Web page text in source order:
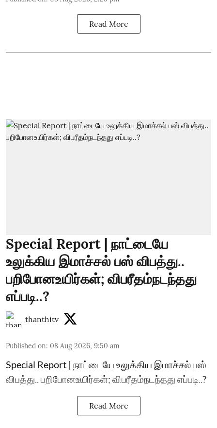
Read More
Special Report | நாட்டையே
உலுக்கிய இமாச்சல் பஸ் விபத்து..
பறிபோனஉயிர்கள்; விபரீதம்நடந்தது
எப்படி..?
thanthitv
Published on: 08 Aug 2026, 9:50 am
Special Report | நாட்டையே உலுக்கிய இமாச்சல் பஸ்
விபத்து.. பறிபோனஉயிர்கள்; விபரீதம்நடந்தது எப்படி..?
Read More